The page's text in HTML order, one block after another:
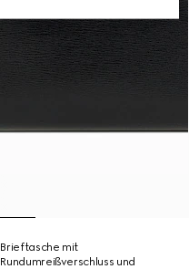
Brieftasche mit
Rundumreißverschluss und